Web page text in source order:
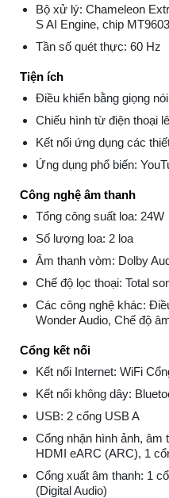
Bộ xử lý: Chameleon
S AI Engine, chip MT9603
Tần số quét thực: 60 Hz
Tiện ích
Điều khiển bằng giọng
Chiếu hình từ điện thoại
Kết nối ứng dụng các
Ứng dụng phổ biến:
Công nghệ âm thanh
Tổng công suất loa: 24W
Số lượng loa: 2 loa
Âm thanh vòm: Dolby
Chế độ lọc thoại: Total
Các công nghệ khác:
Wonder Audio, Chế độ
Cổng kết nối
Kết nối Internet: WiFi
Kết nối không dây:
USB: 2 cổng USB A
Cổng nhận hình ảnh, âm
HDMI eARC (ARC), 1
Cổng xuất âm thanh: 1
(Digital Audio)